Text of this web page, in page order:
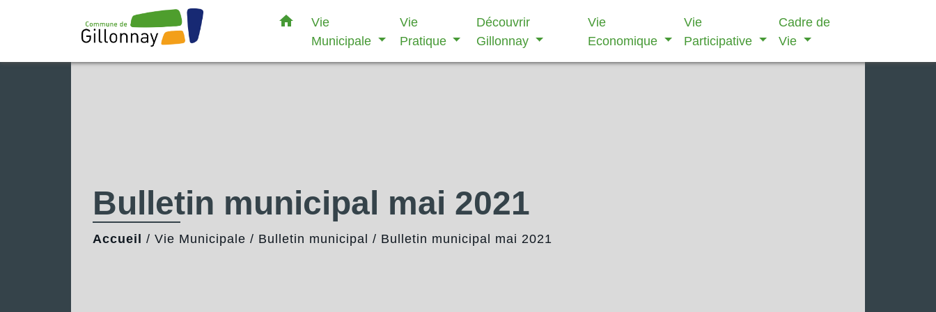
home
Vie
Municipale
Vie
Pratique
Découvrir
Gillonnay
Vie
Economique
Vie
Participative
Cadre de
Vie
Bulletin municipal mai 2021
Accueil / Vie Municipale / Bulletin municipal / Bulletin municipal mai 2021